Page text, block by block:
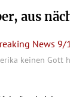
aus
keinen Gott